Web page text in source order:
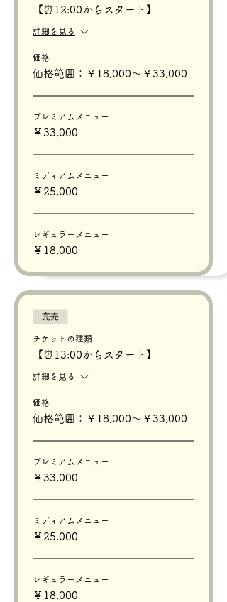
【⏰12:00からスタート】
詳細を見る
価格
価格範囲：￥18,000〜￥33,000
プレミアムメニュー
￥33,000
ミディアムメニュー
￥25,000
レギュラーメニュー
￥18,000
完売
チケットの種類
【⏰13:00からスタート】
詳細を見る
価格
価格範囲：￥18,000〜￥33,000
プレミアムメニュー
￥33,000
ミディアムメニュー
￥25,000
レギュラーメニュー
￥18,000